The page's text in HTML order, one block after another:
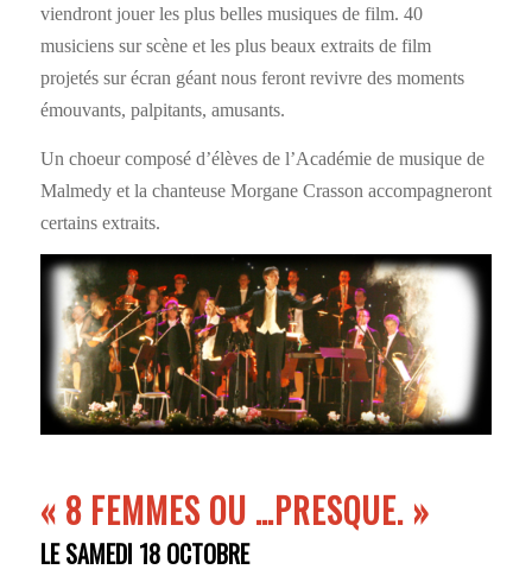
viendront jouer les plus belles musiques de film. 40
musiciens sur scène et les plus beaux extraits de film
projetés sur écran géant nous feront revivre des moments
émouvants, palpitants, amusants.
Un choeur composé d’élèves de l’Académie de musique de
Malmedy et la chanteuse Morgane Crasson accompagneront
certains extraits.
« 8 FEMMES OU …PRESQUE. »
LE SAMEDI 18 OCTOBRE